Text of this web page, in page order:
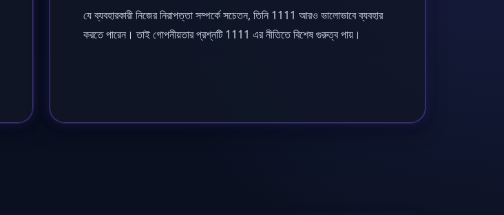
যে ব্যবহারকারী নিজের নিরাপত্তা সম্পর্কে সচেতন, তিনি 1111 আরও ভালোভাবে ব্যবহার
করতে পারেন। তাই গোপনীয়তার প্রশ্নটি 1111 এর নীতিতে বিশেষ গুরুত্ব পায়।